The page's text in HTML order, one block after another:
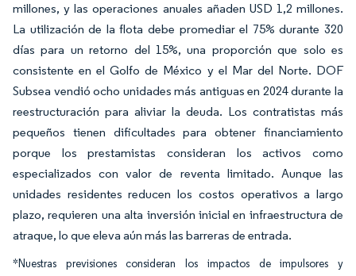
millones, y las operaciones anuales añaden USD 1,2 millones.
La utilización de la flota debe promediar el 75% durante 320
días para un retorno del 15%, una proporción que solo es
consistente en el Golfo de México y el Mar del Norte. DOF
Subsea vendió ocho unidades más antiguas en 2024 durante la
reestructuración para aliviar la deuda. Los contratistas más
pequeños tienen dificultades para obtener financiamiento
porque los prestamistas consideran los activos como
especializados con valor de reventa limitado. Aunque las
unidades residentes reducen los costos operativos a largo
plazo, requieren una alta inversión inicial en infraestructura de
atraque, lo que eleva aún más las barreras de entrada.
*Nuestras previsiones consideran los impactos de impulsores y